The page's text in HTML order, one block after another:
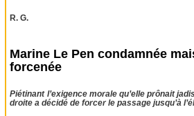
R. G.
Marine Le Pen condamnée
forcenée
Piétinant l’exigence morale qu’elle prônait
droite a décidé de forcer le passage jusqu’à